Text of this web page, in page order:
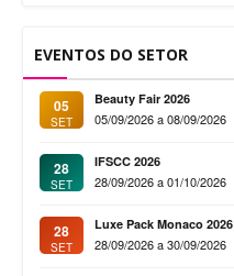
EVENTOS DO SETOR
05
SET
Beauty Fair 2026
05/09/2026 a 08/09/2026
28
SET
IFSCC 2026
28/09/2026 a 01/10/2026
28
SET
Luxe Pack Monaco 2026
28/09/2026 a 30/09/2026